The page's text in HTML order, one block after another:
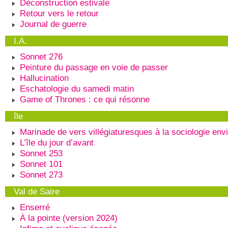
Déconstruction estivale
Retour vers le retour
Journal de guerre
I.A.
Sonnet 276
Peinture du passage en voie de passer
Hallucination
Eschatologie du samedi matin
Game of Thrones : ce qui résonne
île
Marinade de vers villégiaturesques à la sociologie
L’île du jour d’avant
Sonnet 253
Sonnet 101
Sonnet 273
Val de Saire
Enserré
À la pointe (version 2024)